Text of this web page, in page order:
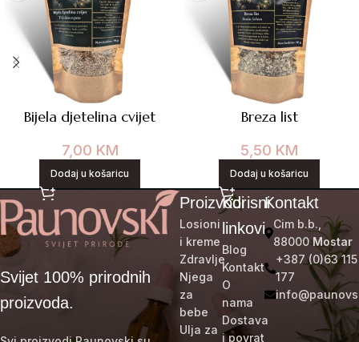
Bijela djetelina cvijet
7,00 KM
Dodaj u košaricu
Breza list
5,50 KM
Dodaj u košaricu
Svijet 100% prirodnih
proizvoda.
Proizvodi
Losioni
i kreme
Zdravlje
Njega
za
bebe
Ulja za
Korisni
linkovi
Blog
Kontakt
O
nama
Dostava
i povrat
Kontakt
Cim b.b.,
88000Mostar
+387 (0)63 115
177